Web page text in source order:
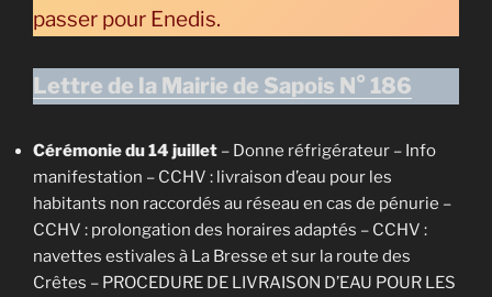
passer pour Enedis.
Lettre de la Mairie de Sapois N° 186
Cérémonie du 14 juillet – Donne réfrigérateur – Info
manifestation – CCHV : livraison d’eau pour les
habitants non raccordés au réseau en cas de pénurie –
CCHV : prolongation des horaires adaptés – CCHV :
navettes estivales à La Bresse et sur la route des
Crêtes – PROCEDURE DE LIVRAISON D’EAU POUR LES